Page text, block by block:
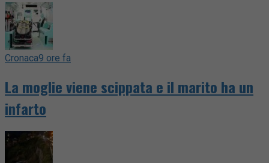
Cronaca9 ore fa
La moglie viene scippata e il marito ha un
infarto